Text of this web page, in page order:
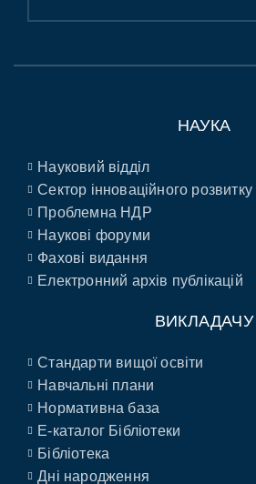
НАУКА
Науковий відділ
Сектор інноваційного розвитку
Проблемна НДР
Наукові форуми
Фахові видання
Електронний архів публікацій
ВИКЛАДАЧУ
Стандарти вищої освіти
Навчальні плани
Нормативна база
E-каталог Бібліотеки
Бібліотека
Дні народження